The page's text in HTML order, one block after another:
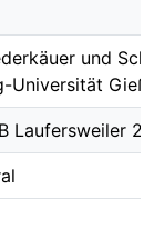
und
Universität
Laufersweiler